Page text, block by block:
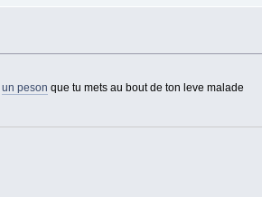
un peson que tu mets au bout de ton leve malade